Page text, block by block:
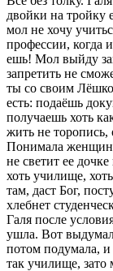
двойки на тройку
мол не хочу
профессии, когда
ешь! Мол выйду
запретить не
ты со своим
есть: подаёшь
получаешь хоть
жить не торопись,
Понимала
не светит ее
хоть училище,
там, даст Бог,
хлебнет
Галя после
ушла. Вот
потом подумала,
так училище, зато